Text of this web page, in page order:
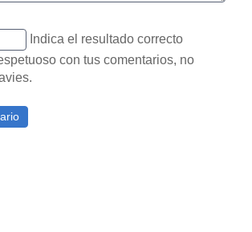
Indica el resultado correcto
con tus comentarios, no